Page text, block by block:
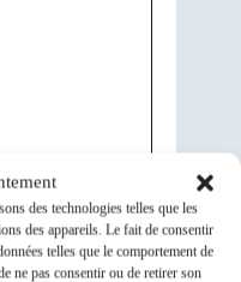
des technologies telles que les
des appareils. Le fait de consentir
telles que le comportement de
ne pas consentir ou de retirer son